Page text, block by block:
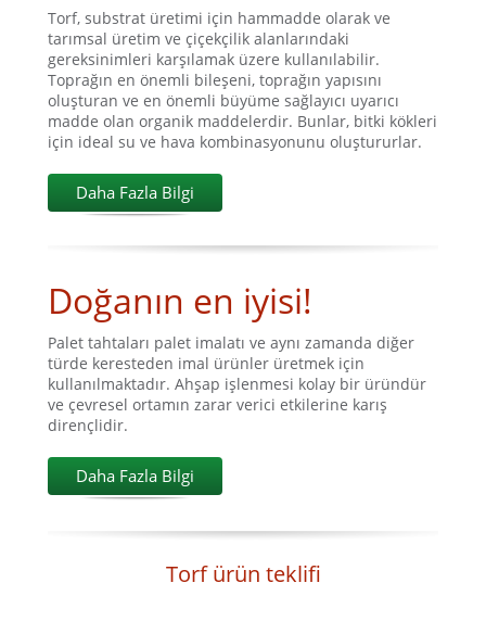
Torf, substrat üretimi için hammadde olarak ve
tarımsal üretim ve çiçekçilik alanlarındaki
gereksinimleri karşılamak üzere kullanılabilir.
Toprağın en önemli bileşeni, toprağın yapısını
oluşturan ve en önemli büyüme sağlayıcı uyarıcı
madde olan organik maddelerdir. Bunlar, bitki kökleri
için ideal su ve hava kombinasyonunu oluştururlar.
Daha Fazla Bilgi
Doğanın en iyisi!
Palet tahtaları palet imalatı ve aynı zamanda diğer
türde keresteden imal ürünler üretmek için
kullanılmaktadır. Ahşap işlenmesi kolay bir üründür
ve çevresel ortamın zarar verici etkilerine karış
dirençlidir.
Daha Fazla Bilgi
Torf ürün teklifi